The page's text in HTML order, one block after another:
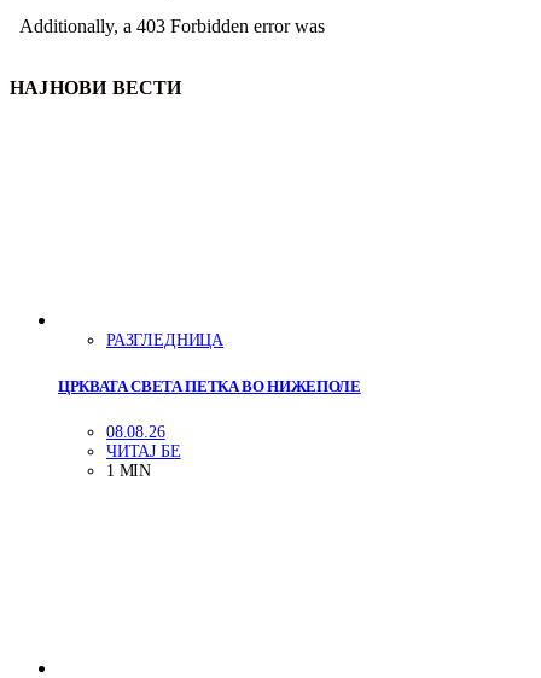
НАЈНОВИ ВЕСТИ
РАЗГЛЕДНИЦА
ЦРКВАТА СВЕТА ПЕТКА ВО НИЖЕПОЛЕ
08.08.26
ЧИТАЈ БЕ
1 MIN